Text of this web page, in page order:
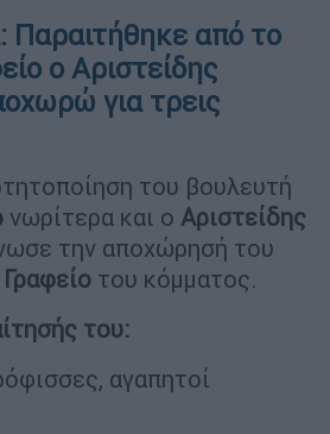
Παραιτήθηκε από το
ο Αριστείδης
για τρεις
του βουλευτή
νωρίτερα και ο Αριστείδης
την αποχώρησή του
του κόμματος.
του:
αγαπητοί